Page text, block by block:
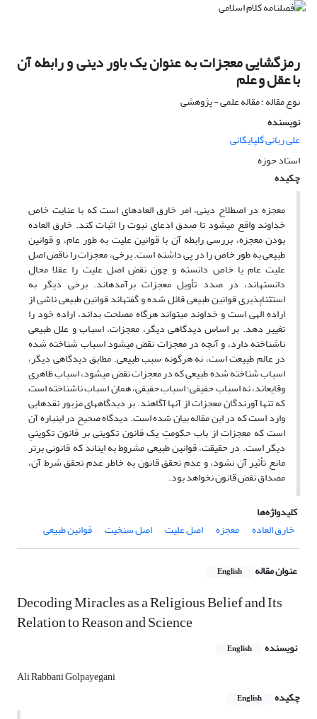
رمزگشایی معجزات به عنوان یک باور دینی و رابطه آن
با عقل و علم
نوع مقاله : مقاله علمی - پژوهشی
نویسنده
علی ربانی گلپایگانی
استاد حوزه
چکیده
معجزه در اصطلاح دینی، امر خارق العاده‎ای است که با عنایت خاص
خداوند واقع می‎شود تا صدق ادعای نبوت را اثبات کند. خارق العاده
بودن معجزه، بررسی رابطه آن با قوانین علیت به طور عام، و قوانین
طبیعی به طور خاص را در پی داشته است. برخی، معجزات را ناقض اصل
علیت عام یا خاص دانسته و چون نقض اصل علیت را عقلا محال
دانسته‎اند، در صدد تأویل معجزات برآمده‎اند. برخی دیگر به
استثناپذیری قوانین طبیعی قائل شده و گفته‎اند قوانین طبیعی ناشی از
اراده الهی است و خداوند می‏تواند هرگاه مصلحت بداند، اراده خود را
تغییر دهد. بر اساس دیدگاهی دیگر، معجزات، اسباب و علل طبیعی
ناشناخته دارد، و آنچه در معجزات نقض می‎شود اسباب شناخته شده
در عالم طبیعت است، نه هرگونه سبب طبیعی. مطابق دیدگاهی دیگر،
اسباب شناخته شده طبیعی که در معجزات نقض می‏شود، اسباب ظاهری
وقایع‎اند، نه اسباب حقیقی؛ اسباب حقیقی، همان اسباب ناشناخته است
که تنها آورندگان معجزات از آنها آگاهند. بر دیدگاه‏های مزبور نقدهایی
وارد است که در این مقاله بیان شده است. دیدگاه صحیح در این‎باره آن
است که معجزات از باب حکومتِ یک قانون تکوینی بر قانون تکوینیِ
دیگر است. در حقیقت، قوانین طبیعی مشروط به این‎اند که قانونی برتر
مانع تأثیر آن نشود، و عدم تحقق قانون به خاطر عدم تحقق شرط آن،
مصداق نقض قانون نخواهد بود.
کلیدواژه‌ها
خارق العاده
معجزه اصل علیت اصل سنخیت قوانین طبیعی
عنوان مقاله English
Decoding Miracles as a Religious Belief and Its
Relation to Reason and Science
نویسنده English
Ali Rabbani Golpayegani
چکیده
English